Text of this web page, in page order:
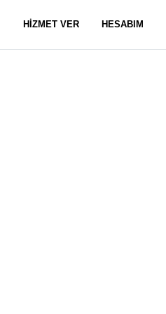
HİZMET VER HESABIM